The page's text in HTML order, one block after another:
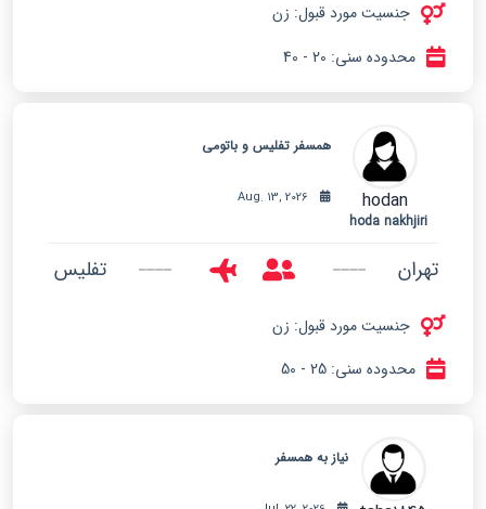
جنسیت مورد قبول: زن
محدوده سنی: 20 - 40
hodan
hoda nakhjiri
همسفر تفلیس و باتومی
تهران تفلیس
جنسیت مورد قبول: زن
محدوده سنی: 25 - 50
نیاز به همسفر